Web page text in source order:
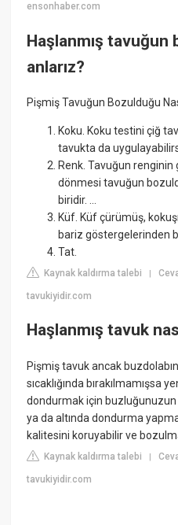
ensonhaber.com
Haşlanmış tavuğun
anlarız?
Pişmiş Tavuğun Bozulduğu
Koku. Koku testini çiğ
tavukta da
Renk. Tavuğun
dönmesi tavuğun
biridir. ...
Küf. Küf çürümüş,
bariz göstergelerinden
Tat.
Kaynak kaldırma talebi |
tavukiyidir.com
Haşlanmış tavuk
Pişmiş tavuk ancak
sıcaklığında bırakılmamışsa
dondurmak için buzluğunuzun
ya da altında dondurma
kalitesini koruyabilir ve
Kaynak kaldırma talebi |
tavukiyidir.com